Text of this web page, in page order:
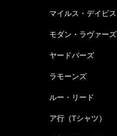
マイルス・デイビス
モダン・ラヴァーズ
ヤードバーズ
ラモーンズ
ルー・リード
ア行（Tシャツ）